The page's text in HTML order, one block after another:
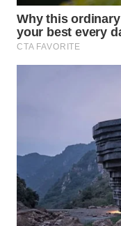
WN
INDRAMAYU
WN
SUBANG
WN